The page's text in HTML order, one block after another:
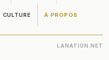
CULTURE À PROPOS
LANATION.NET